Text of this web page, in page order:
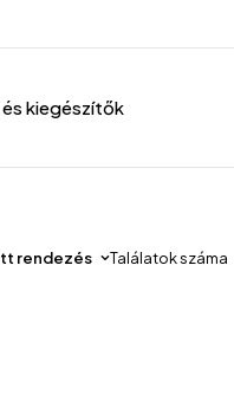
kiegészítők
rendezés Találatok száma